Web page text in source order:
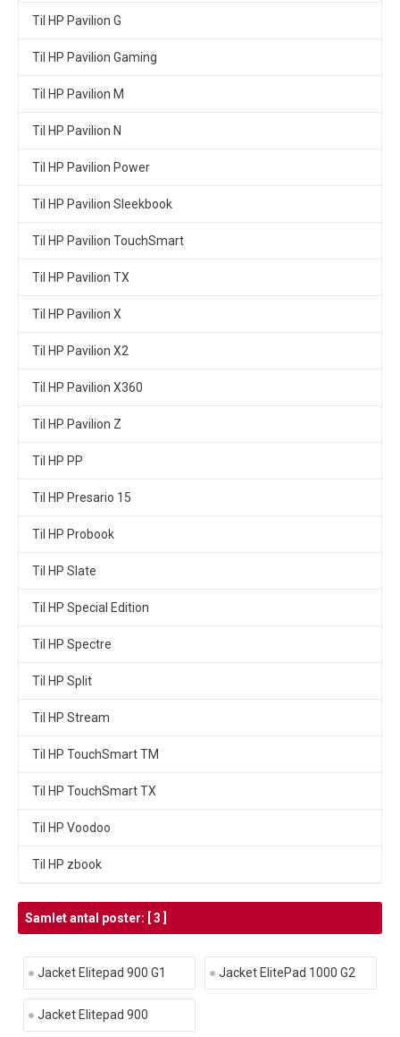
Til HP Pavilion G
Til HP Pavilion Gaming
Til HP Pavilion M
Til HP Pavilion N
Til HP Pavilion Power
Til HP Pavilion Sleekbook
Til HP Pavilion TouchSmart
Til HP Pavilion TX
Til HP Pavilion X
Til HP Pavilion X2
Til HP Pavilion X360
Til HP Pavilion Z
Til HP PP
Til HP Presario 15
Til HP Probook
Til HP Slate
Til HP Special Edition
Til HP Spectre
Til HP Split
Til HP Stream
Til HP TouchSmart TM
Til HP TouchSmart TX
Til HP Voodoo
Til HP zbook
Samlet antal poster: [ 3 ]
Jacket Elitepad 900 G1 Jacket ElitePad 1000 G2
Jacket Elitepad 900